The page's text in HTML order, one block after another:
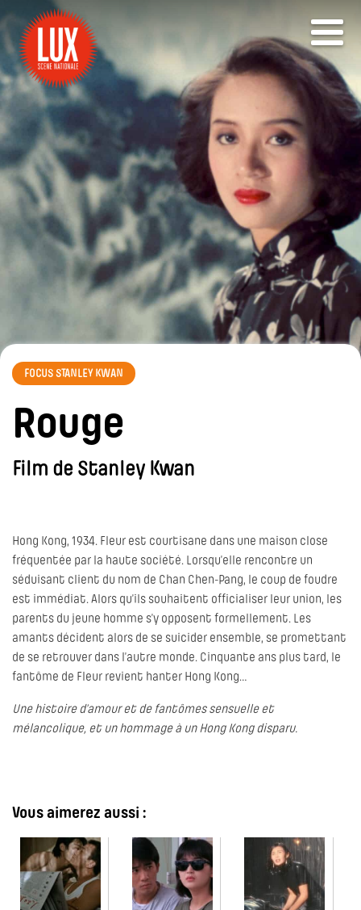
FOCUS STANLEY KWAN
Rouge
Film de Stanley Kwan
Hong Kong, 1934. Fleur est courtisane dans une maison close
fréquentée par la haute société. Lorsqu’elle rencontre un
séduisant client du nom de Chan Chen-Pang, le coup de foudre
est immédiat. Alors qu’ils souhaitent officialiser leur union, les
parents du jeune homme s’y opposent formellement. Les
amants décident alors de se suicider ensemble, se promettant
de se retrouver dans l’autre monde. Cinquante ans plus tard, le
fantôme de Fleur revient hanter Hong Kong…
Une histoire d’amour et de fantômes sensuelle et
mélancolique, et un hommage à un Hong Kong disparu.
Vous aimerez aussi :